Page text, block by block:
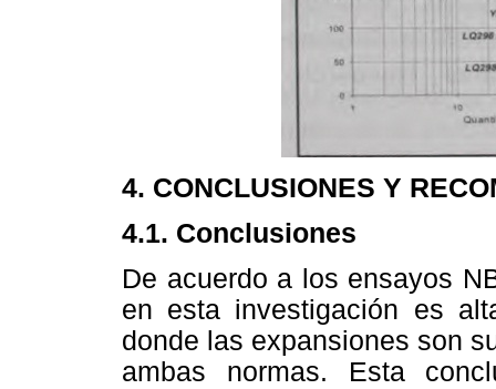
4. CONCLUSIONES Y
4.1. Conclusiones
De acuerdo a los ensayos
en esta investigación es
donde las expansiones son
ambas normas. Esta